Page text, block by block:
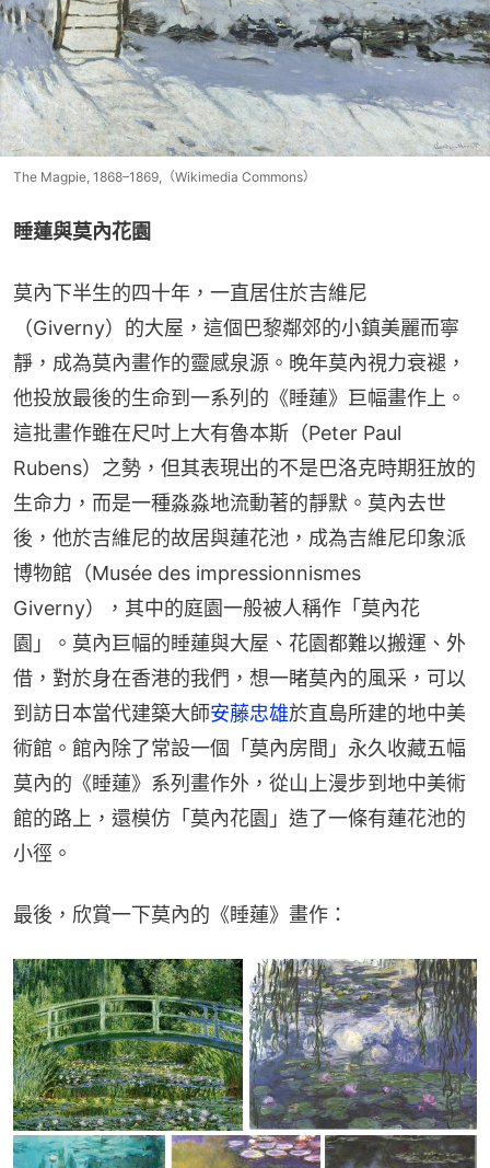
The Magpie, 1868–1869,（Wikimedia Commons）
睡蓮與莫內花園
莫內下半生的四十年，一直居住於吉維尼
（Giverny）的大屋，這個巴黎鄰郊的小鎮美麗而寧
靜，成為莫內畫作的靈感泉源。晚年莫內視力衰褪，
他投放最後的生命到一系列的《睡蓮》巨幅畫作上。
這批畫作雖在尺吋上大有魯本斯（Peter Paul
Rubens）之勢，但其表現出的不是巴洛克時期狂放的
生命力，而是一種淼淼地流動著的靜默。莫內去世
後，他於吉維尼的故居與蓮花池，成為吉維尼印象派
博物館（Musée des impressionnismes
Giverny），其中的庭園一般被人稱作「莫內花
園」。莫內巨幅的睡蓮與大屋、花園都難以搬運、外
借，對於身在香港的我們，想一睹莫內的風采，可以
到訪日本當代建築大師安藤忠雄於直島所建的地中美
術館。館內除了常設一個「莫內房間」永久收藏五幅
莫內的《睡蓮》系列畫作外，從山上漫步到地中美術
館的路上，還模仿「莫內花園」造了一條有蓮花池的
小徑。
最後，欣賞一下莫內的《睡蓮》畫作：